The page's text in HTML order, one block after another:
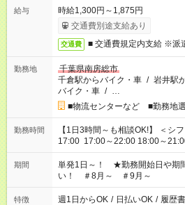
給与
時給1,300円～1,875円
交通費別途支給あり
交通費 ■ 交通費規定内支給 ※派
勤務地
千葉県南房総市
千倉駅からバイク・車 / 岩井駅
バイク・車 / …
■物流センターなど ■勤務地
勤務時間
【1日3時間～も相談OK!】 ＜シフト例＞ 9:00～12:00 12:00～
17:00 17:00～22:00 18:00～21:00 など こちら以外
お気軽にご相談ください！
期間
単発1日～！ ★勤務開始日や期
い！ ＃8月～ ＃9月～
特徴 週1日からOK / 日払いOK / 履歴